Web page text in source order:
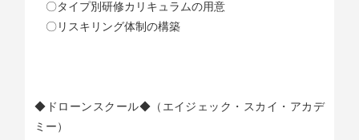
〇タイプ別研修カリキュラムの用意
〇リスキリング体制の構築
◆ドローンスクール◆（エイジェック・スカイ・アカデ
ミー）